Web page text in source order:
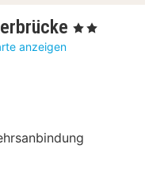
2
, 2 Sterne
anzeigen